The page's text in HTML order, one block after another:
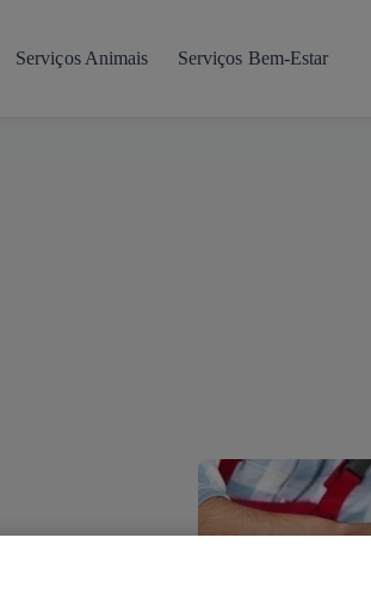
Serviços Animais Serviços Bem-Estar